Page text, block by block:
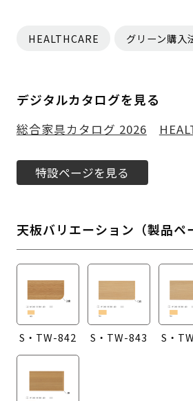
HEALTHCARE グリーン購入
デジタルカタログを見る
総合家具カタログ 2026
特設ページを見る
天板バリエーション（製品ペ
S・TW-842 S・TW-843 S・